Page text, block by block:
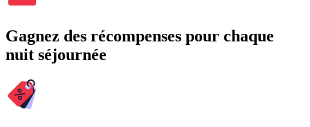
Gagnez des récompenses pour chaque
nuit séjournée